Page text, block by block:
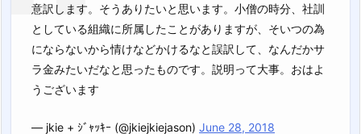
意訳します。そうありたいと思います。小僧の時分、社訓
としている組織に所属したことがありますが、そいつの為
にならないから情けなどかけるなと誤訳して、なんだかサ
ラ金みたいだなと思ったものです。説明って大事。おはよ
うございます
— jkie + ｼﾞｬｯｷｰ (@jkiejkiejason) June 28, 2018